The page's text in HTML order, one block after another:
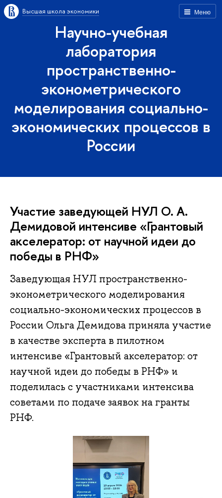
Меню
Высшая школа экономики
Научно-учебная
лаборатория
пространственно-
эконометрического
моделирования социально-
экономических процессов в
России
Участие заведующей НУЛ О. А.
Демидовой интенсиве «Грантовый
акселератор: от научной идеи до
победы в РНФ»
Заведующая НУЛ пространственно-
эконометрического моделирования
социально-экономических процессов в
России Ольга Демидова приняла участие
в качестве эксперта в пилотном
интенсиве «Грантовый акселератор: от
научной идеи до победы в РНФ» и
поделилась с участниками интенсива
советами по подаче заявок на гранты
РНФ.